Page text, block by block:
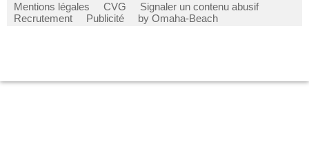
Mentions légales CVG
Signaler un contenu abusif
Recrutement
Publicité by Omaha-Beach